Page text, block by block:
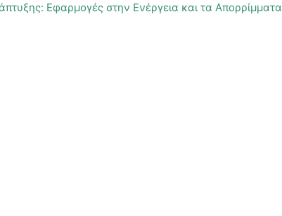
Εφαρμογές στην Ενέργεια και τα Απορρίμματα